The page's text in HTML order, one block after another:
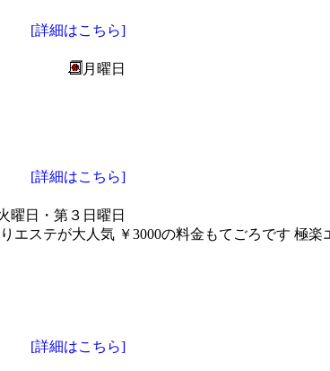
[詳細はこちら]
月曜日
[詳細はこちら]
曜日・第３日曜日
ステが大人気 ￥3000の料金もてごろです 極
[詳細はこちら]